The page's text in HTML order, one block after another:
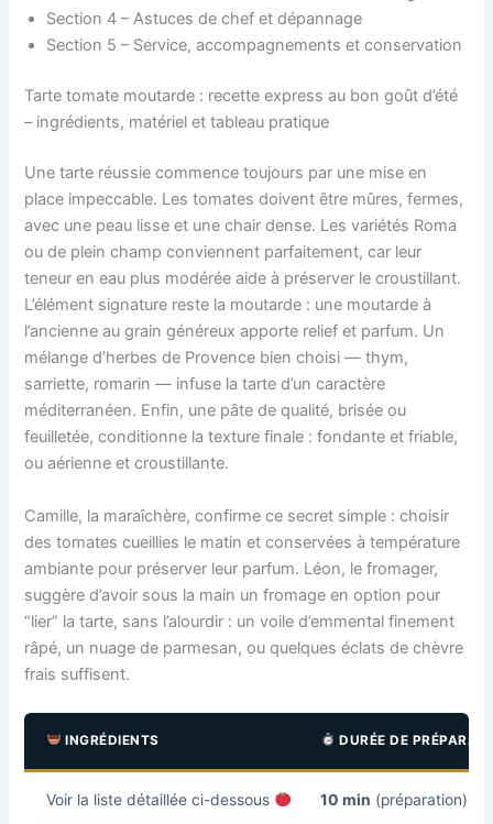
Section 4 – Astuces de chef et dépannage
Section 5 – Service, accompagnements et conservation
Tarte tomate moutarde : recette express au bon goût d’été
– ingrédients, matériel et tableau pratique
Une tarte réussie commence toujours par une mise en
place impeccable. Les tomates doivent être mûres, fermes,
avec une peau lisse et une chair dense. Les variétés Roma
ou de plein champ conviennent parfaitement, car leur
teneur en eau plus modérée aide à préserver le croustillant.
L’élément signature reste la moutarde : une moutarde à
l’ancienne au grain généreux apporte relief et parfum. Un
mélange d’herbes de Provence bien choisi — thym,
sarriette, romarin — infuse la tarte d’un caractère
méditerranéen. Enfin, une pâte de qualité, brisée ou
feuilletée, conditionne la texture finale : fondante et friable,
ou aérienne et croustillante.
Camille, la maraîchère, confirme ce secret simple : choisir
des tomates cueillies le matin et conservées à température
ambiante pour préserver leur parfum. Léon, le fromager,
suggère d’avoir sous la main un fromage en option pour
“lier” la tarte, sans l’alourdir : un voile d’emmental finement
râpé, un nuage de parmesan, ou quelques éclats de chèvre
frais suffisent.
INGRÉDIENTS DURÉE DE
Voir la liste détaillée ci-dessous 10 min (préparation) +